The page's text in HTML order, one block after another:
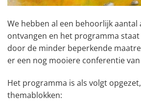
We hebben al een behoorlijk aantal
ontvangen en het programma staat
door de minder beperkende
er een nog mooiere conferentie
Het programma is als volgt
themablokken: